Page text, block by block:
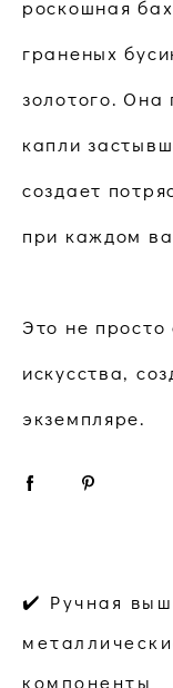
роскошная
граненых
золотого. Она
капли
создает
при каждом
Это не просто
искусства,
экземпляре.
✔️ Ручная
компоненты